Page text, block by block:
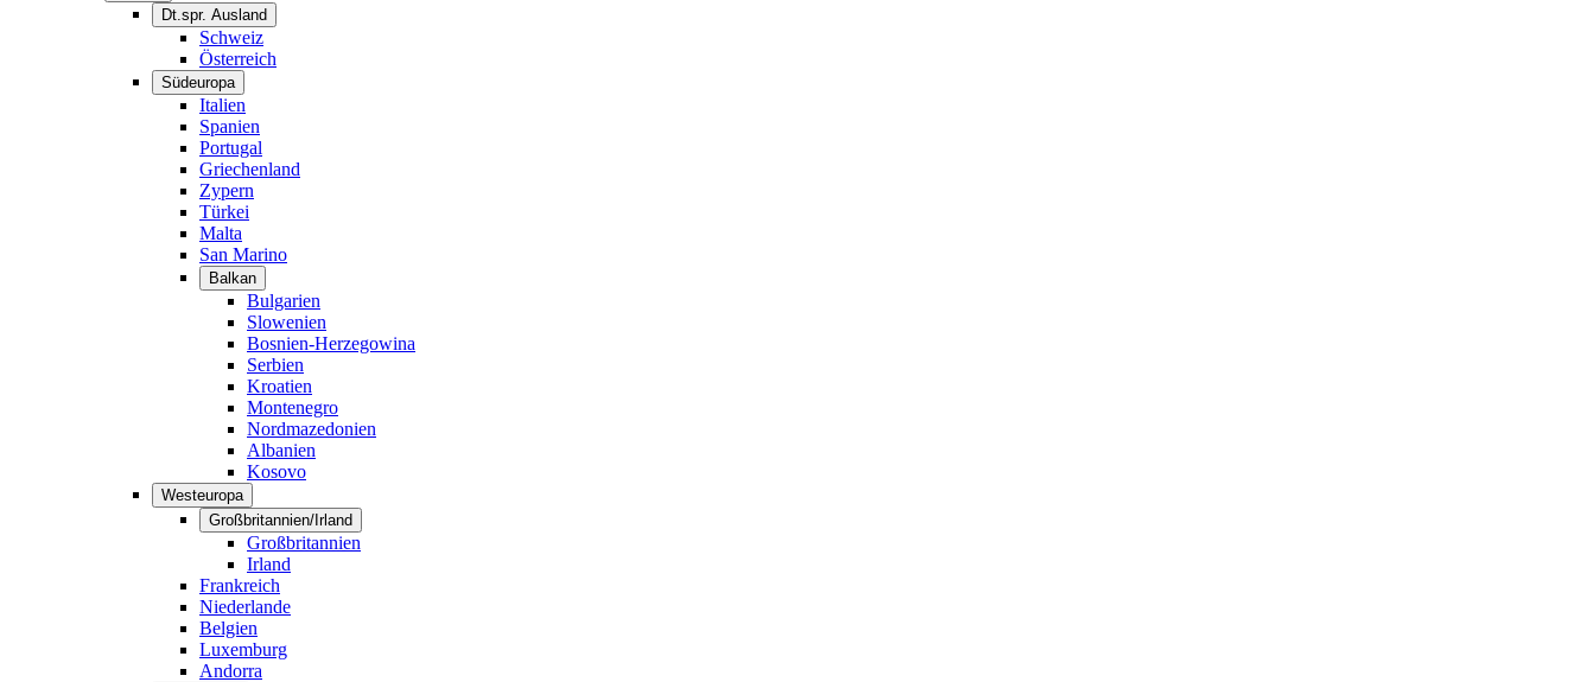
Dt.spr. Ausland
Schweiz
Österreich
Südeuropa
Italien
Spanien
Portugal
Griechenland
Zypern
Türkei
Malta
San Marino
Balkan
Bulgarien
Slowenien
Bosnien-Herzegowina
Serbien
Kroatien
Montenegro
Nordmazedonien
Albanien
Kosovo
Westeuropa
Großbritannien/Irland
Großbritannien
Irland
Frankreich
Niederlande
Belgien
Luxemburg
Andorra